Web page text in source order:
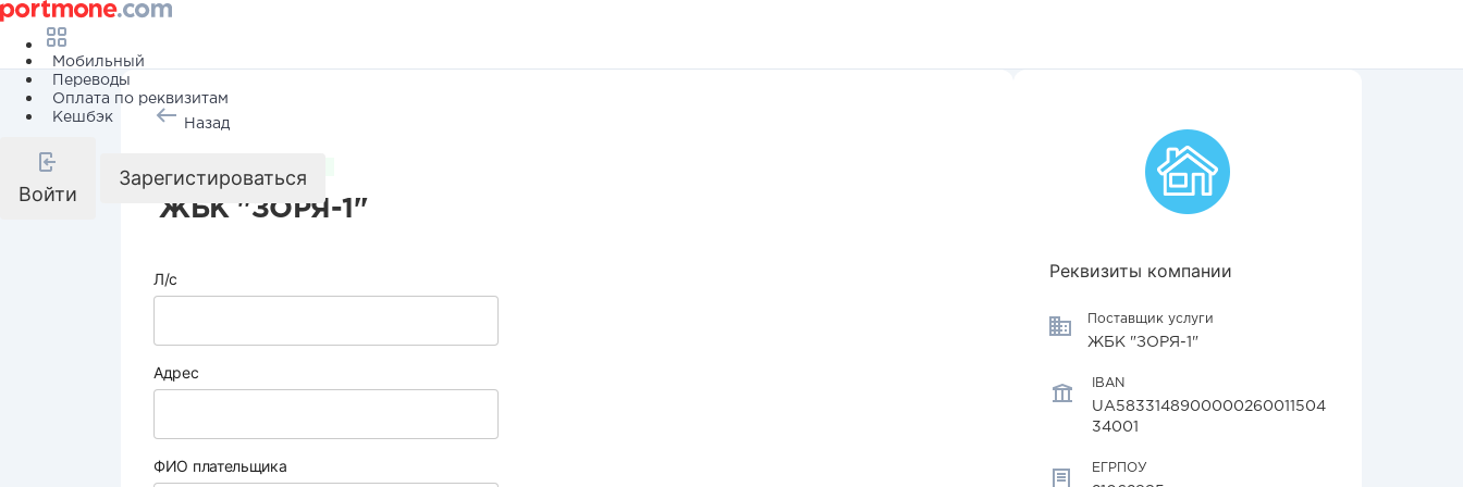
Мобильный
Переводы
Оплата по реквизитам
Кешбэк
Войти
Зарегистироваться
Назад
ЖБК "ЗОРЯ-1"
Л/с
Адрес
ФИО плательщика
Реквизиты компании
Поставщик услуги
ЖБК "ЗОРЯ-1"
IBAN
UA5833148900000260011504
34001
ЕГРПОУ